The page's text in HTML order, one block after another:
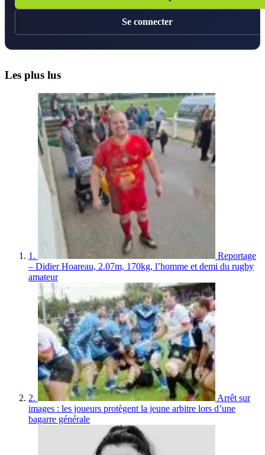
Se connecter
Les plus lus
1.
Reportage
– Didier Hoareau, 2.07m, 170kg, l’homme et demi du rugby
amateur
2.
Arrêt sur
images : les joueurs protègent la jeune arbitre lors d’une
bagarre générale